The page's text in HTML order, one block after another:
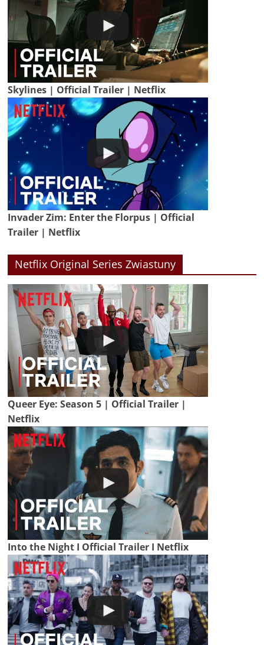
Skylines | Official Trailer | Netflix
Invader Zim: Enter the Florpus | Official
Trailer | Netflix
Netflix Original Series Zwiastuny
Queer Eye: Season 5 | Official Trailer |
Netflix
Into the Night I Official Trailer I Netflix